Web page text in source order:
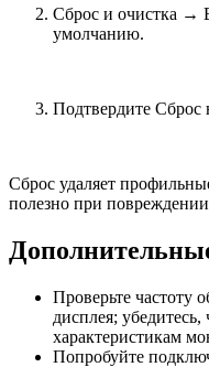
Сброс и очистка →
умолчанию.
Подтвердите Сброс
Сброс удаляет
полезно при
Проверьте частоту
дисплея; убедитесь,
характеристикам
Попробуйте